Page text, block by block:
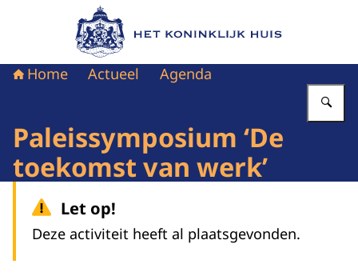
Naar de homepage van Het Koninklijk Huis
Home Actueel Agenda
Paleissymposium ‘De
toekomst van werk’
Let op!
Deze activiteit heeft al plaatsgevonden.